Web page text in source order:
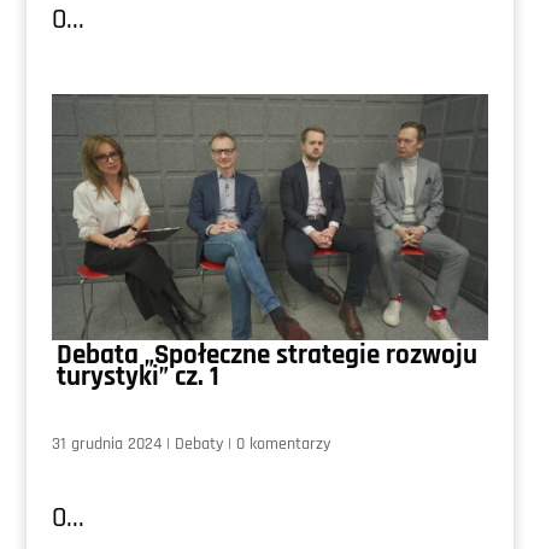
0...
Debata „Społeczne strategie rozwoju
turystyki” cz. 1
31 grudnia 2024| Debaty| 0 komentarzy
0...